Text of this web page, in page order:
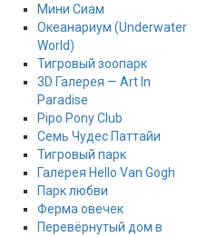
Мини Сиам
Океанариум (Underwater
World)
Тигровый зоопарк
3D Галерея — Art In
Paradise
Pipo Pony Club
Семь Чудес Паттайи
Тигровый парк
Галерея Hello Van Gogh
Парк любви
Ферма овечек
Перевёрнутый дом в